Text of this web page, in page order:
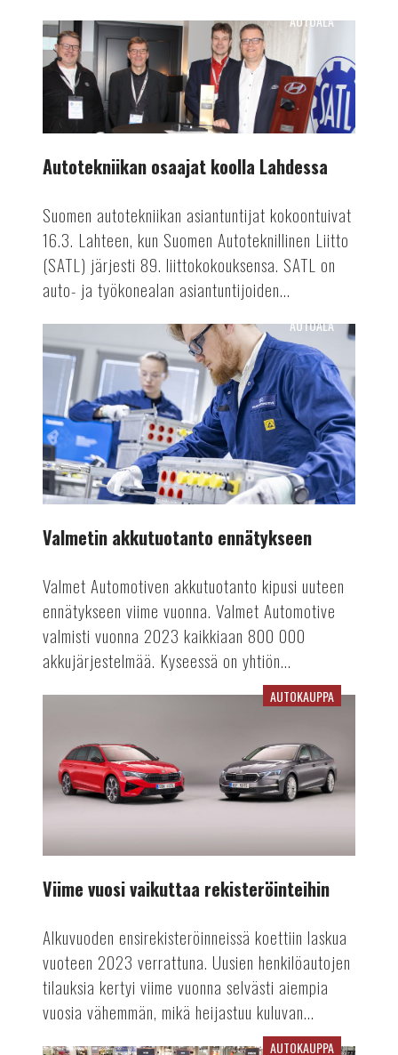
Autotekniikan
osaajat
koolla
Lahdessa
AUTOALA
Autotekniikan osaajat koolla Lahdessa
Suomen autotekniikan asiantuntijat kokoontuivat
16.3. Lahteen, kun Suomen Autoteknillinen Liitto
(SATL) järjesti 89. liittokokouksensa. SATL on
auto- ja työkonealan asiantuntijoiden...
akkutuotanto
ennätykseen
AUTOALA
Valmetin akkutuotanto ennätykseen
Valmet Automotiven akkutuotanto kipusi uuteen
ennätykseen viime vuonna. Valmet Automotive
valmisti vuonna 2023 kaikkiaan 800 000
akkujärjestelmää. Kyseessä on yhtiön...
vaikuttaa
rekisteröinteihin
AUTOKAUPPA
Viime vuosi vaikuttaa rekisteröinteihin
Alkuvuoden ensirekisteröinneissä koettiin laskua
vuoteen 2023 verrattuna. Uusien henkilöautojen
tilauksia kertyi viime vuonna selvästi aiempia
vuosia vähemmän, mikä heijastuu kuluvan...
AUTOKAUPPA